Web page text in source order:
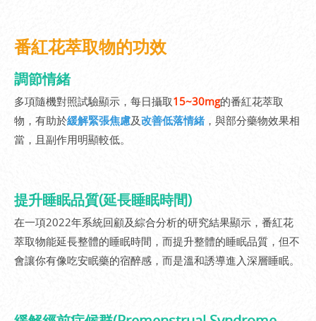
番紅花萃取物的功效
調節情緒
多項隨機對照試驗顯示，每日攝取15~30mg的番紅花萃取
物，有助於緩解緊張焦慮及改善低落情緒，與部分藥物效果相
當，且副作用明顯較低。
提升睡眠品質(延長睡眠時間)
在一項2022年系統回顧及綜合分析的研究結果顯示，番紅花
萃取物能延長整體的睡眠時間，而提升整體的睡眠品質，但不
會讓你有像吃安眠藥的宿醉感，而是溫和誘導進入深層睡眠。